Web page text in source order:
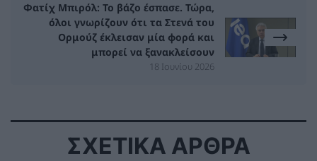
Φατίχ Μπιρόλ: Το βάζο έσπασε. Τώρα,
όλοι γνωρίζουν ότι τα Στενά του
Ορμούζ έκλεισαν μία φορά και
μπορεί να ξανακλείσουν
18 Ιουνίου 2026
ΣΧΕΤΙΚΑ ΑΡΘΡΑ